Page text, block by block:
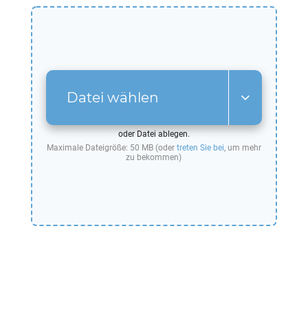
Datei wählen
oder Datei ablegen.
Maximale Dateigröße: 50 MB (oder treten Sie bei, um mehr
zu bekommen)